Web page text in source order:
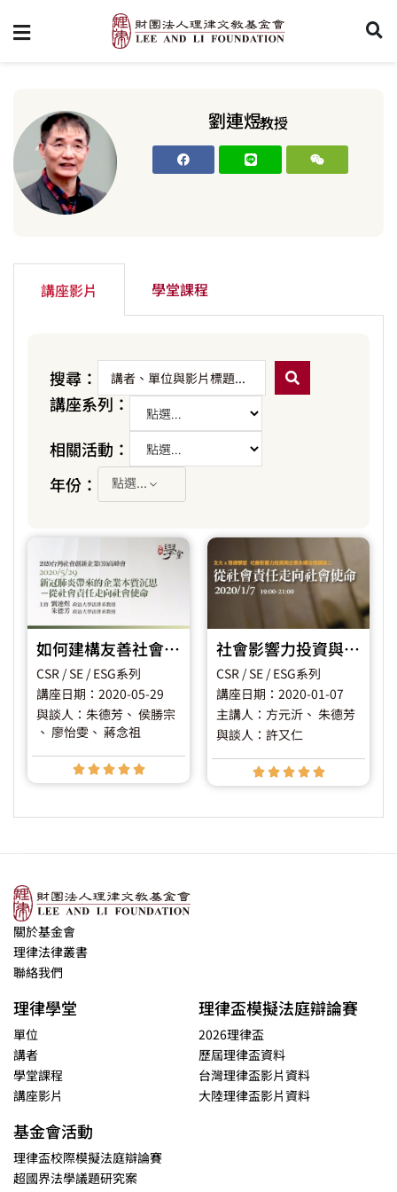
劉連煜教授
講座影片 學堂課程
搜尋：
講座系列：
相關活動：
年份：
點選...
如何建構友善社會創新生態系來因應Covid-19或未來的挑戰？
CSR / SE / ESG系列
講座日期：2020-05-29
與談人：朱德芳 、 侯勝宗
、 廖怡雯 、 蔣念祖
    
社會影響力投資與企業永續治理講座二 《從社會責任走向社會使命 》
CSR / SE / ESG系列
講座日期：2020-01-07
主講人：方元沂 、 朱德芳
與談人：許又仁
    
關於基金會
理律法律叢書
聯絡我們
理律學堂
單位
講者
學堂課程
講座影片
理律盃模擬法庭辯論賽
2026理律盃
歷屆理律盃資料
台灣理律盃影片資料
大陸理律盃影片資料
基金會活動
理律盃校際模擬法庭辯論賽
超國界法學議題研究案